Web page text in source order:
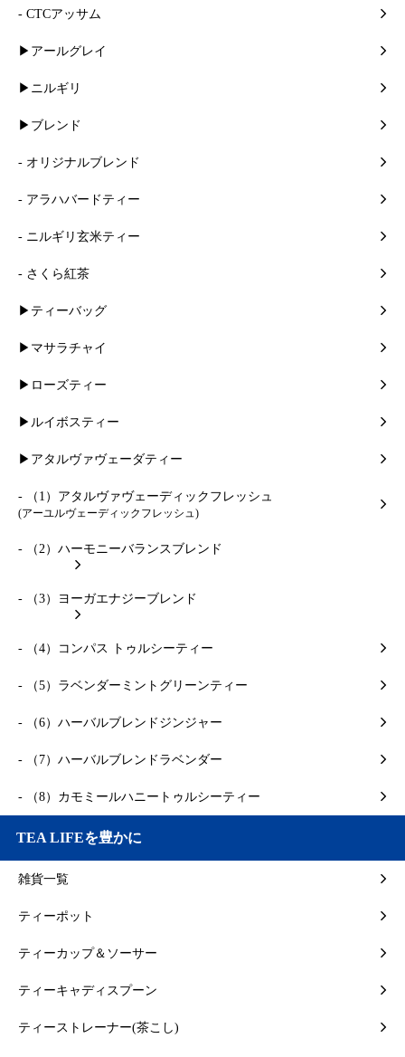
- CTCアッサム
▶アールグレイ
▶ニルギリ
▶ブレンド
- オリジナルブレンド
- アラハバードティー
- ニルギリ玄米ティー
- さくら紅茶
▶ティーバッグ
▶マサラチャイ
▶ローズティー
▶ルイボスティー
▶アタルヴァヴェーダティー
- （1）アタルヴァヴェーディックフレッシュ
(アーユルヴェーディックフレッシュ)
- （2）ハーモニーバランスブレンド
- （3）ヨーガエナジーブレンド
- （4）コンパス トゥルシーティー
- （5）ラベンダーミントグリーンティー
- （6）ハーバルブレンドジンジャー
- （7）ハーバルブレンドラベンダー
- （8）カモミールハニートゥルシーティー
TEA LIFEを豊かに
雑貨一覧
ティーポット
ティーカップ＆ソーサー
ティーキャディスプーン
ティーストレーナー(茶こし)